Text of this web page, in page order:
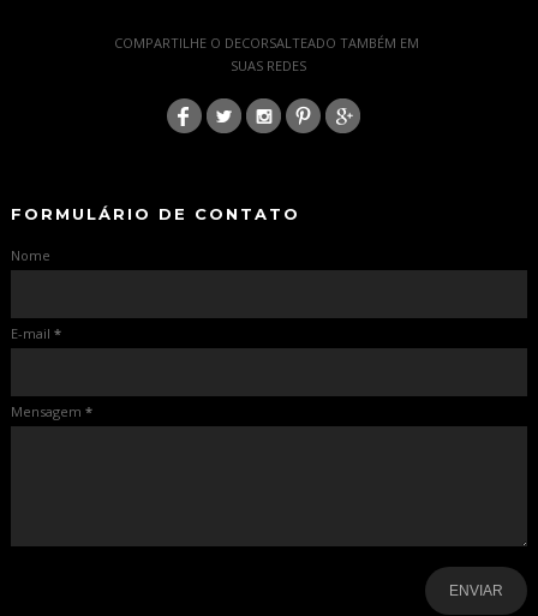
COMPARTILHE O DECORSALTEADO TAMBÉM EM
SUAS REDES
FORMULÁRIO DE CONTATO
Nome
E-mail *
Mensagem *